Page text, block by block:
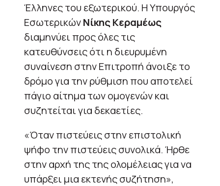
Έλληνες του εξωτερικού. H Υπουργός
ΕσωτερικώνΝίκης Κεραμέως
διαμηνύει προς όλες τις
κατευθύνσεις ότι η διευρυμένη
συναίνεση στην Επιτροπή άνοιξε το
δρόμο για την ρύθμιση που αποτελεί
πάγιο αίτημα των ομογενών και
συζητείται για δεκαετίες.
«Όταν πιστεύεις στην επιστολική
ψήφο την πιστεύεις συνολικά. Ήρθε
στην αρχή της της ολομέλειας για να
υπάρξει μια εκτενής συζήτηση»,